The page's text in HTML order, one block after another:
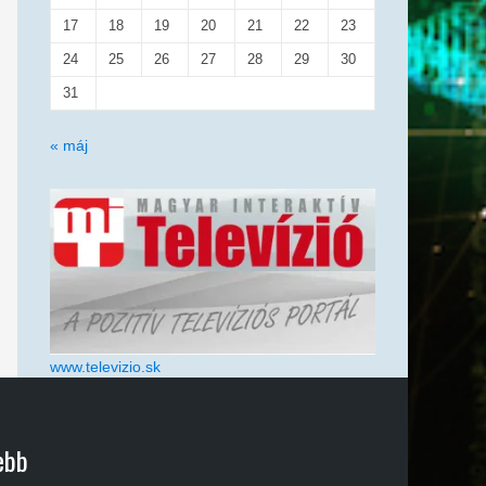
17 18 19 20 21 22 23
24 25 26 27 28 29 30
31
« máj
www.televizio.sk